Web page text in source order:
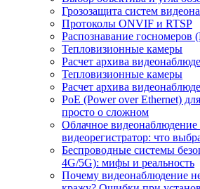
Грозозащита систем
Протоколы ONVIF и RTSP
Распознавание госномеров
Тепловизионные камеры
Расчет архива
Тепловизионные камеры
Расчет архива
PoE (Power over Ethernet)
просто о сложном
Облачное
видеорегистратор: что
Беспроводные системы
4G/5G): мифы и реальность
Почему видеонаблюдение